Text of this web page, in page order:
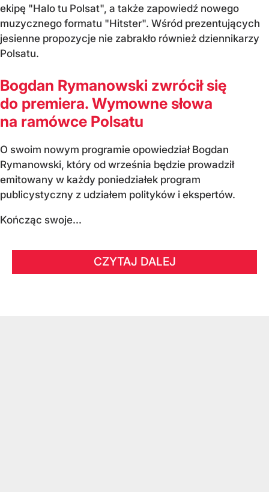
ekipę "Halo tu Polsat", a także zapowiedź nowego
muzycznego formatu "Hitster". Wśród prezentujących
jesienne propozycje nie zabrakło również dziennikarzy
Polsatu.
Bogdan Rymanowski zwrócił się
do premiera. Wymowne słowa
na ramówce Polsatu
O swoim nowym programie opowiedział Bogdan
Rymanowski, który od września będzie prowadził
emitowany w każdy poniedziałek program
publicystyczny z udziałem polityków i ekspertów.
Kończąc swoje...
CZYTAJ DALEJ